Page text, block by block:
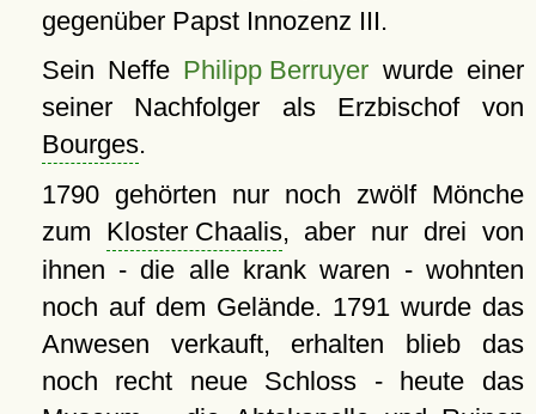
gegenüber Papst Innozenz III.
Sein Neffe Philipp Berruyer wurde einer
seiner Nachfolger als Erzbischof von
Bourges.
1790 gehörten nur noch zwölf Mönche
zum Kloster Chaalis, aber nur drei von
ihnen - die alle krank waren - wohnten
noch auf dem Gelände. 1791 wurde das
Anwesen verkauft, erhalten blieb das
noch recht neue Schloss - heute das